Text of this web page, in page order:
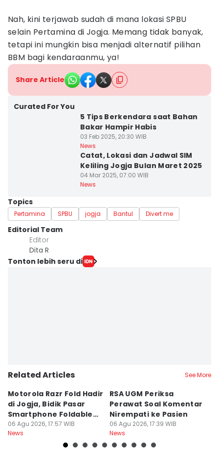
Nah, kini terjawab sudah di mana lokasi SPBU
selain Pertamina di Jogja. Memang tidak banyak,
tetapi ini mungkin bisa menjadi alternatif pilihan
BBM bagi kendaraanmu, ya!
Share Article
Curated For You
5 Tips Berkendara saat Bahan
Bakar Hampir Habis
03 Feb 2025, 20:30 WIB
News
Catat, Lokasi dan Jadwal SIM
Keliling Jogja Bulan Maret 2025
04 Mar 2025, 07:00 WIB
News
Topics
Pertamina SPBU jogja Bantul Divert me
Editorial Team
Editor
Dita R
Tonton lebih seru di
Related Articles See More
Motorola Razr Fold Hadir
di Jogja, Bidik Pasar
Smartphone Foldable
Premium
06 Agu 2026, 17:57 WIB
News
RSA UGM Periksa
Perawat Soal Komentar
Nirempati ke Pasien
06 Agu 2026, 17:39 WIB
News